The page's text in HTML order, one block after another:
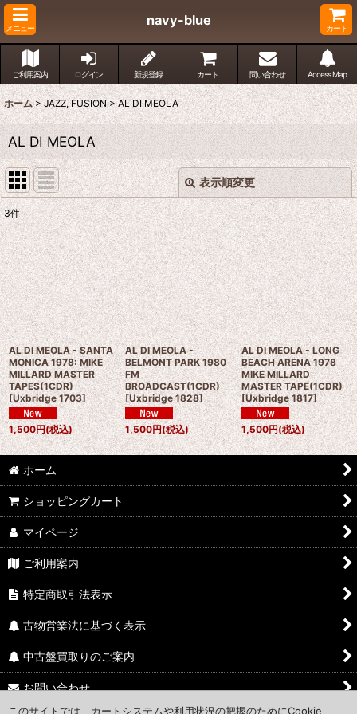
メニュー
navy-blue
カート
ご利用案内 ログイン 新規登録 カート 問い合わせ Access Map
ホーム > JAZZ, FUSION > AL DI MEOLA
AL DI MEOLA
表示順変更
表示数:
並び順:
絞り込む
閉じる
3件
AL DI MEOLA - SANTA
MONICA 1978: MIKE
MILLARD MASTER
TAPES(1CDR)
[Uxbridge 1703]
1,500円(税込)
AL DI MEOLA -
BELMONT PARK 1980
FM
BROADCAST(1CDR)
[Uxbridge 1828]
1,500円(税込)
AL DI MEOLA - LONG
BEACH ARENA 1978
MIKE MILLARD
MASTER TAPE(1CDR)
[Uxbridge 1817]
1,500円(税込)
ホーム
ショッピングカート
マイページ
ご利用案内
特定商取引法表示
古物営業法に基づく表示
中古盤買取りのご案内
お問い合わせ
このサイトでは、カートシステムや利用状況の把握のためにCookie